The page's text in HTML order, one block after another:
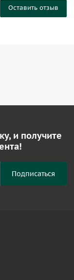
Оставить отзыв
и получите